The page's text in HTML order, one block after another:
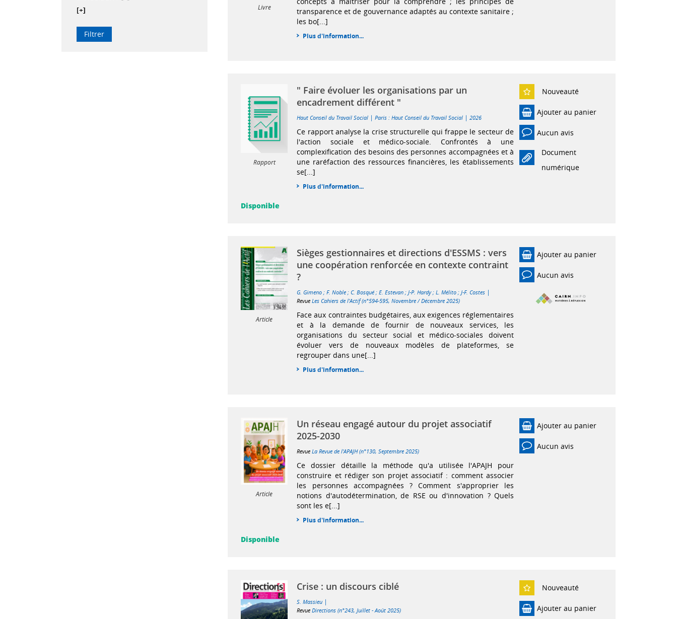
[+]
Livre
transparence et de gouvernance adaptés au contexte sanitaire ;
les bo[...]
Plus d'information...
Rapport
" Faire évoluer les organisations par un
encadrement différent "
Haut Conseil du Travail Social |Paris : Haut Conseil du Travail Social |2026
Ce rapport analyse la crise structurelle qui frappe le secteur de
l'action sociale et médico-sociale. Confrontés à une
complexification des besoins des personnes accompagnées et à
une raréfaction des ressources financières, les établissements
se[...]
Plus d'information...
Nouveauté
Ajouter au panier
Aucun avis
Document
numérique
Disponible
Article
Sièges gestionnaires et directions d'ESSMS : vers
une coopération renforcée en contexte contraint
?
G. Gimeno ;F. Noble ;C. Bosqué ;E. Estevan ;J-P. Hardy;L. Mélito ;J-F. Costes |
RevueLes Cahiers de l'Actif (n°594-595, Novembre / Décembre 2025)
Face aux contraintes budgétaires, aux exigences réglementaires
et à la demande de fournir de nouveaux services, les
organisations du secteur social et médico-sociales doivent
évoluer vers de nouveaux modèles de plateformes, se
regrouper dans une[...]
Plus d'information...
Ajouter au panier
Aucun avis
Article
Un réseau engagé autour du projet associatif
2025-2030
RevueLa Revue de l'APAJH (n°130, Septembre 2025)
Ce dossier détaille la méthode qu'a utilisée l'APAJH pour
construire et rédiger son projet associatif : comment associer
les personnes accompagnées ? Comment s'approprier les
notions d'autodétermination, de RSE ou d'innovation ? Quels
sont les e[...]
Plus d'information...
Ajouter au panier
Aucun avis
Disponible
Crise : un discours ciblé
S. Massieu |
RevueDirections (n°243, Juillet - Août 2025)
Nouveauté
Ajouter au panier